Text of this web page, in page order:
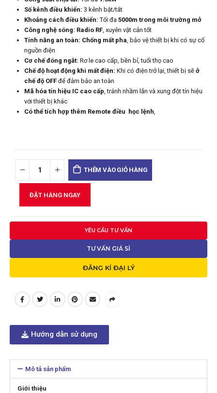
Số kênh điều khiển: 3 kênh bật/tắt
Khoảng cách điều khiển: Tối đa 5000m trong môi trường mở
Công nghệ sóng: Radio RF, xuyên vật cản tốt
Tính năng an toàn: Chống mất pha , bảo vệ thiết bị khi có sự cố
nguồn điện
Cơ chế đóng ngắt: Rơ le cao cấp, bền bỉ, tuổi thọ cao
Chế độ hoạt động khi mất điện: Khi có điện trở lại, thiết bị sẽ ở
chế độ OFFđể đảm bảo an toàn
Mã hóa tín hiệu IC cao cấp , tránh nhầm lẫn và xung đột tín hiệu
với thiết bị khác
Có thể tích hợp thêm Remote điều học lệnh
THÊM VÀO GIỎ HÀNG
ĐẶT HÀNG NGAY
YÊU CẦU TƯ VẤN
TƯ VẤN GIÁ SỈ
ĐĂNG KÍ ĐẠI LÝ
Hướng dẫn sử dụng
Mô tả sản phẩm
Giới thiệu